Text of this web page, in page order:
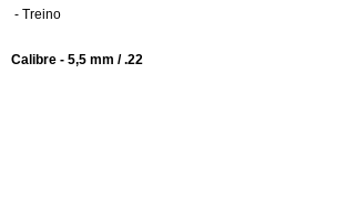
- Treino
Calibre - 5,5 mm / .22